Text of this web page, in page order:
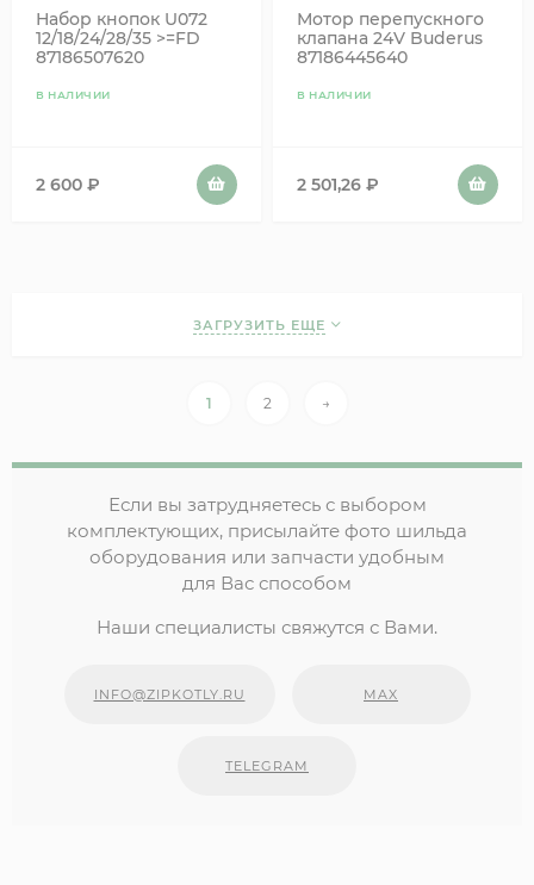
Набор кнопок U072
12/18/24/28/35 >=FD
87186507620
В НАЛИЧИИ
2 600 ₽
Мотор перепускного
клапана 24V Buderus
87186445640
В НАЛИЧИИ
2 501,26 ₽
ЗАГРУЗИТЬ ЕЩЕ
1 2 →
Если вы затрудняетесь с выбором
комплектующих, присылайте фото шильда
оборудования или запчасти удобным
для Вас способом
Наши специалисты свяжутся с Вами.
INFO@ZIPKOTLY.RU MAX
TELEGRAM